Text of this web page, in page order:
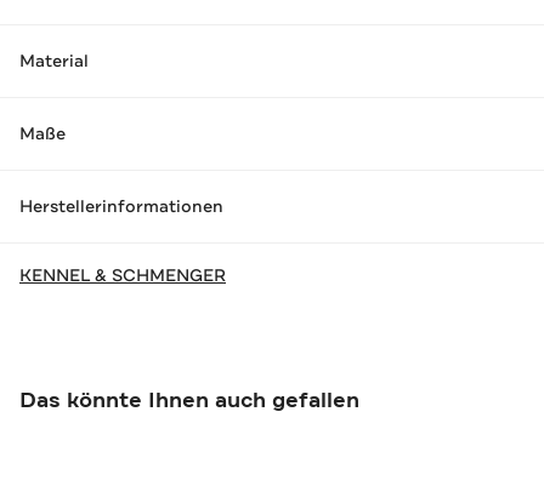
Material
Maße
Herstellerinformationen
KENNEL & SCHMENGER
Das könnte Ihnen auch gefallen